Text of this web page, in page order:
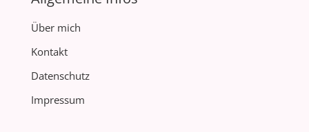
Über mich
Kontakt
Datenschutz
Impressum